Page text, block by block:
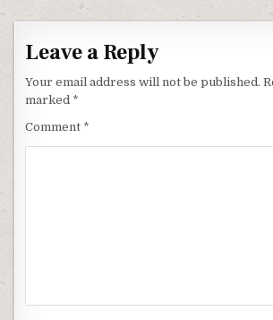
Leave a Reply
Your email address will not be published.
marked *
Comment *